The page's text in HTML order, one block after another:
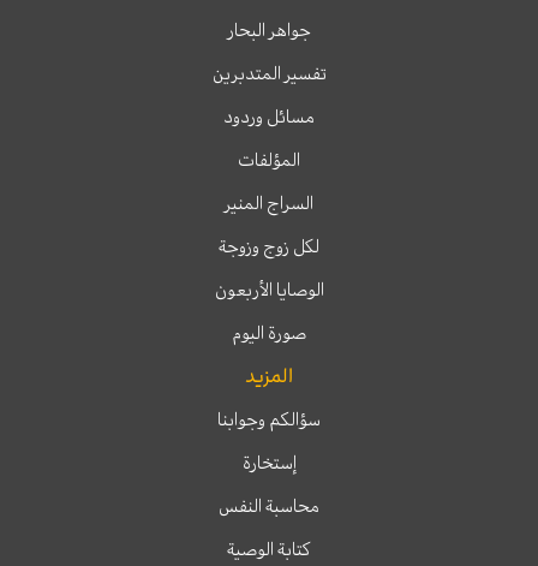
جواهر البحار
تفسير المتدبرين
مسائل وردود
المؤلفات
السراج المنير
لكل زوج وزوجة
الوصايا الأربعون
صورة اليوم
المزيد
سؤالكم وجوابنا
إستخارة
محاسبة النفس
كتابة الوصية